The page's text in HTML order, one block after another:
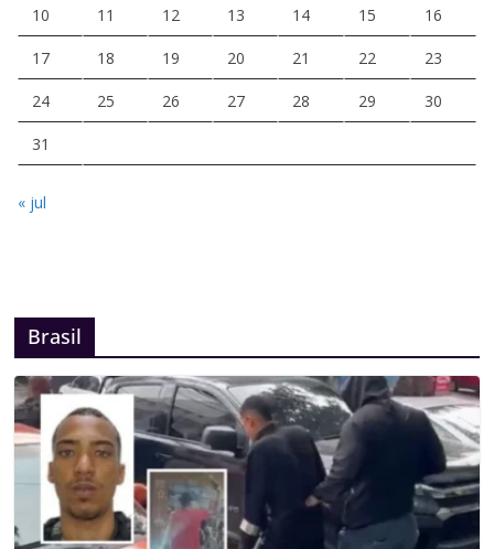
10 11 12 13 14 15 16
17 18 19 20 21 22 23
24 25 26 27 28 29 30
31
« jul
Brasil